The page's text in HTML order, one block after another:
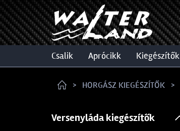
csalik aprócikk kiegészítők
HORGÁSZ KIEGÉSZÍTŐK
Versenyláda kiegészítők